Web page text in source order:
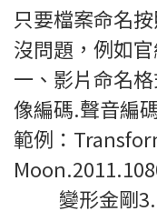
只要檔案命名
沒問題，例如官
一、影片命名
像編碼.聲音編
範例：
變形金剛